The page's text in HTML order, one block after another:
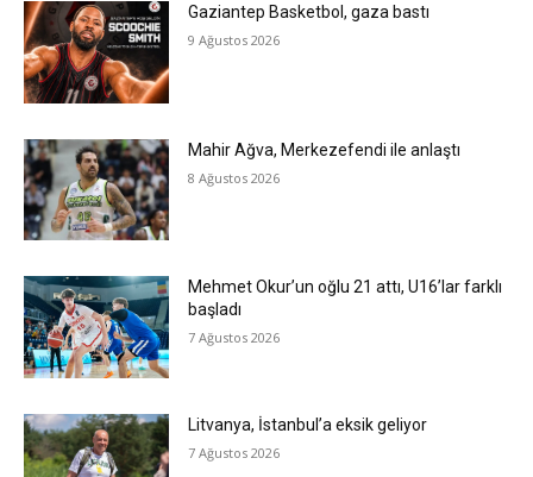
Gaziantep Basketbol, gaza bastı
9 Ağustos 2026
Mahir Ağva, Merkezefendi ile anlaştı
8 Ağustos 2026
Mehmet Okur’un oğlu 21 attı, U16’lar farklı
başladı
7 Ağustos 2026
Litvanya, İstanbul’a eksik geliyor
7 Ağustos 2026